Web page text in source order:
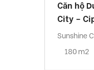
Căn hộ
City –
Sunshine
180 m2